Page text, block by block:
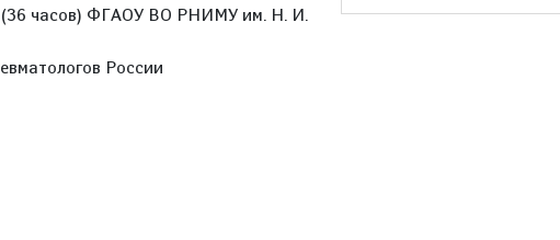
(36 часов) ФГАОУ ВО РНИМУ им. Н. И.
России